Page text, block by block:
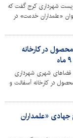
شهرداری کرج گفت که
«علمداران خدمت» در
پیگیری می شود و با
احمر، گروه های جهادی و
از آن در شهرک کم
هزار تن محصول در کارخانه
فضاهای شهری شهرداری
۸۲ هزار تن محصول در کارخانه آسفالت و
شبکه معبر و تکمیل
جهادی «علمداران